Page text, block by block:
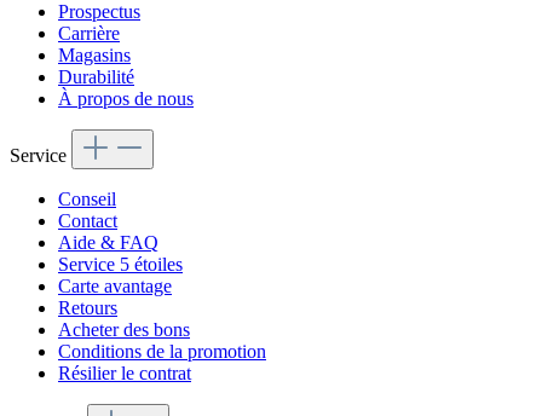
Prospectus
Carrière
Magasins
Durabilité
À propos de nous
Service
Conseil
Contact
Aide & FAQ
Service 5 étoiles
Carte avantage
Retours
Acheter des bons
Conditions de la promotion
Résilier le contrat